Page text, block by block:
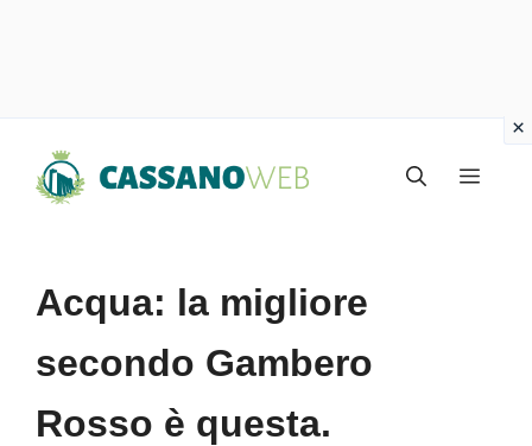
Menu
Acqua: la migliore
secondo Gambero
Rosso è questa.